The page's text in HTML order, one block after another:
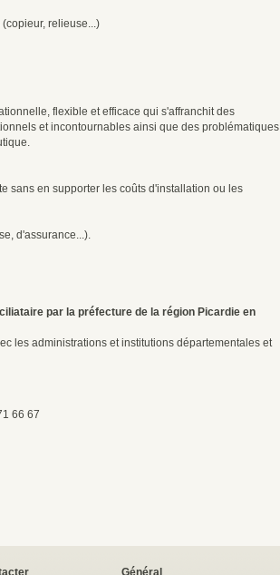
relieuse...)
flexible et efficace qui s'affranchit des
et incontournables ainsi que des problématiques
sans en supporter les coûts d'installation ou les
d'assurance...).
par la préfecture de la région Picardie en
les administrations et institutions départementales et
66 67
Général